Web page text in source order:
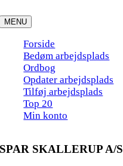
to
content
MENU
Forside
Bedøm arbejdsplads
Ordbog
Opdater arbejdsplads
Tilføj arbejdsplads
Top 20
Min konto
SPAR SKALLERUP A/S